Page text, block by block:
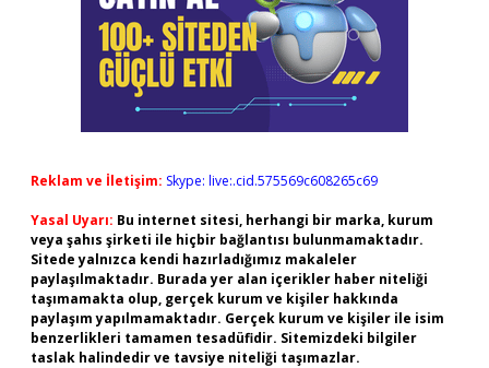
Reklam ve İletişim: Skype: live:.cid.575569c608265c69
Yasal Uyarı: Bu internet sitesi, herhangi bir marka, kurum
veya şahıs şirketi ile hiçbir bağlantısı bulunmamaktadır.
Sitede yalnızca kendi hazırladığımız makaleler
paylaşılmaktadır. Burada yer alan içerikler haber niteliği
taşımamakta olup, gerçek kurum ve kişiler hakkında
paylaşım yapılmamaktadır. Gerçek kurum ve kişiler ile isim
benzerlikleri tamamen tesadüfidir. Sitemizdeki bilgiler
taslak halindedir ve tavsiye niteliği taşımazlar.